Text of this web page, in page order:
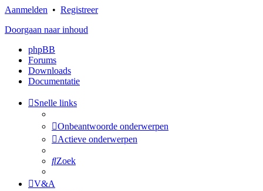
Aanmelden • Registreer
Doorgaan naar inhoud
phpBB
Forums
Downloads
Documentatie
Snelle links
Onbeantwoorde onderwerpen
Actieve onderwerpen
Zoek
V&A